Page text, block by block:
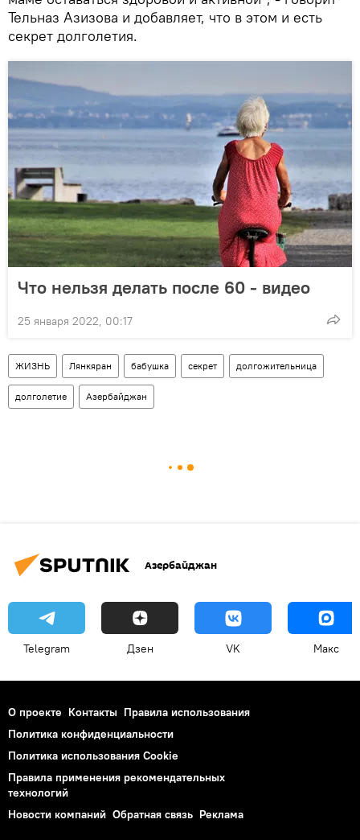
Тельназ Азизова и добавляет, что в этом и есть
секрет долголетия.
Что нельзя делать после 60 - видео
25 января 2022, 00:17
ЖИЗНЬ Лянкяран бабушка секрет долгожительница
долголетие Азербайджан
Азербайджан
Telegram Дзен VK Макс
О проекте Контакты Правила использования
Политика конфиденциальности
Политика использования Cookie
Правила применения рекомендательных
технологий
Новости компаний Обратная связь Реклама